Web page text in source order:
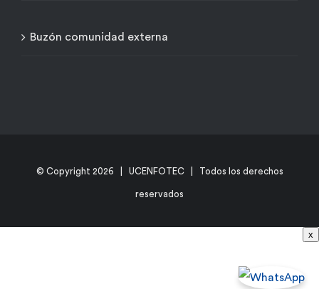
Buzón comunidad externa
© Copyright 2026 | UCENFOTEC | Todos los derechos
reservados
x